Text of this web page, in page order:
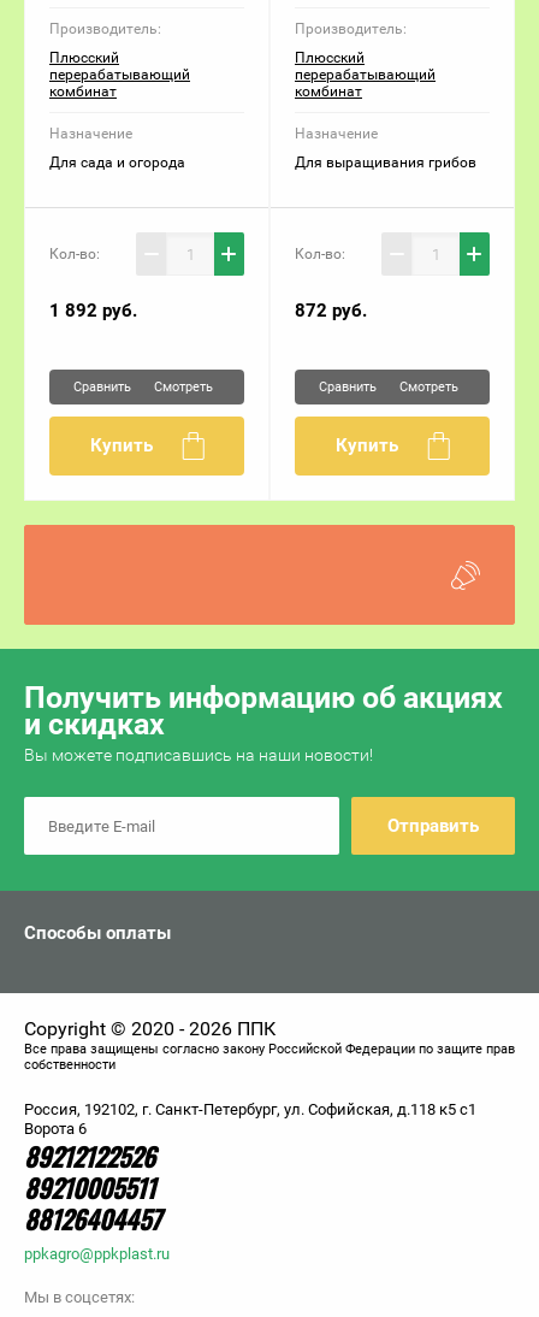
Производитель:
Плюсский
перерабатывающий
комбинат
Назначение
Для сада и огорода
Кол-во:
1 892 руб.
Сравнить Смотреть
Купить
Производитель:
Плюсский
перерабатывающий
комбинат
Назначение
Для выращивания грибов
Кол-во:
872 руб.
Сравнить Смотреть
Купить
Получить информацию об акциях
и скидках
Вы можете подписавшись на наши новости!
Отправить
Способы оплаты
Copyright © 2020 - 2026 ППК
Все права защищены согласно закону Российской Федерации по защите прав
собственности
Россия, 192102, г. Санкт-Петербург, ул. Софийская, д.118 к5 с1
Ворота 6
89212122526
89210005511
88126404457
ppkagro@ppkplast.ru
Мы в соцсетях: